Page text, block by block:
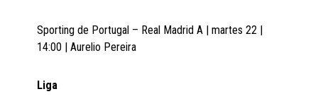
Sporting de Portugal – Real Madrid A | martes 22 |
14:00 | Aurelio Pereira
Liga